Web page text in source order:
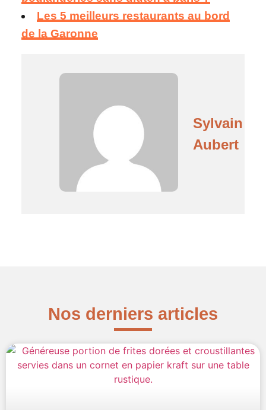
Les 5 meilleurs restaurants au bord
de la Garonne
Sylvain
Aubert
Nos derniers articles